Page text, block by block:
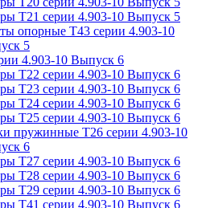
Т21 серии 4.903-10 Выпуск 5
опорные Т43 серии 4.903-10
5
4.903-10 Выпуск 6
Т22 серии 4.903-10 Выпуск 6
Т23 серии 4.903-10 Выпуск 6
Т24 серии 4.903-10 Выпуск 6
Т25 серии 4.903-10 Выпуск 6
пружинные Т26 серии 4.903-10
6
Т27 серии 4.903-10 Выпуск 6
Т28 серии 4.903-10 Выпуск 6
Т29 серии 4.903-10 Выпуск 6
Т41 серии 4.903-10 Выпуск 6